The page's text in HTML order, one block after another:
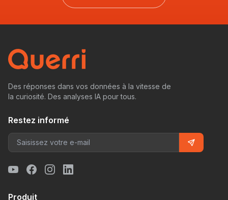
Des réponses dans vos données à la vitesse de
la curiosité. Des analyses IA pour tous.
Restez informé
Produit